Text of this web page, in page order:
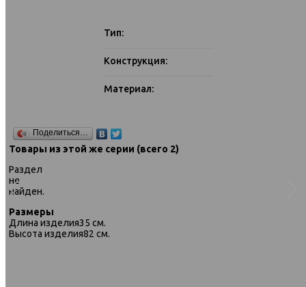
Тип:
Конструкция:
Материал:
Поделиться…
Товары из этой же серии (всего 2)
Раздел
не
найден.
Размеры
Длина изделия35 см.
Высота изделия82 см.